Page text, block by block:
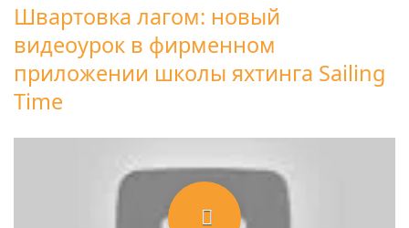
Швартовка лагом: новый
видеоурок в фирменном
приложении школы яхтинга Sailing
Time